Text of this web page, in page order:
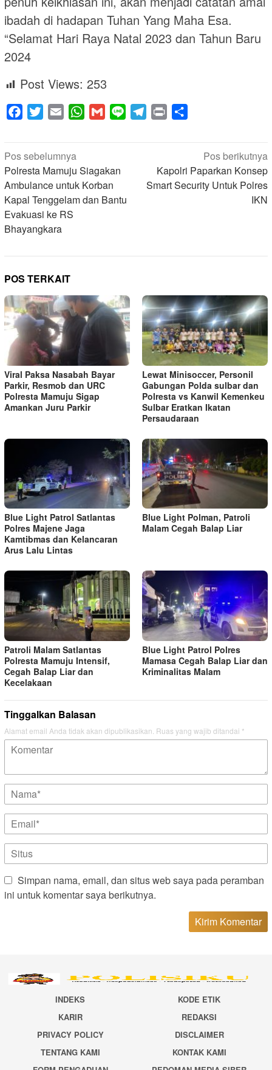
ibadah di hadapan Tuhan Yang Maha Esa.
“Selamat Hari Raya Natal 2023 dan Tahun Baru
2024
Post Views: 253
Facebook
Twitter Email WhatsApp
Gmail Line Telegram
Print
Navigasi
pos
Pos sebelumnya
Polresta Mamuju Siagakan
Ambulance untuk Korban
Kapal Tenggelam dan Bantu
Evakuasi ke RS
Bhayangkara
Pos berikutnya
Kapolri Paparkan Konsep
Smart Security Untuk Polres
IKN
POS TERKAIT
Viral Paksa Nasabah Bayar
Parkir, Resmob dan URC
Polresta Mamuju Sigap
Amankan Juru Parkir
Lewat Minisoccer, Personil
Gabungan Polda sulbar dan
Polresta vs Kanwil Kemenkeu
Sulbar Eratkan Ikatan
Persaudaraan
Blue Light Patrol Satlantas
Polres Majene Jaga
Kamtibmas dan Kelancaran
Arus Lalu Lintas
Blue Light Polman, Patroli
Malam Cegah Balap Liar
Patroli Malam Satlantas
Polresta Mamuju Intensif,
Cegah Balap Liar dan
Kecelakaan
Blue Light Patrol Polres
Mamasa Cegah Balap Liar dan
Kriminalitas Malam
Tinggalkan Balasan
Alamat email Anda tidak akan dipublikasikan. Ruas yang wajib ditandai *
Simpan nama, email, dan situs web saya pada peramban
ini untuk komentar saya berikutnya.
INDEKS
KODE ETIK
KARIR
REDAKSI
PRIVACY POLICY
DISCLAIMER
TENTANG KAMI
KONTAK KAMI